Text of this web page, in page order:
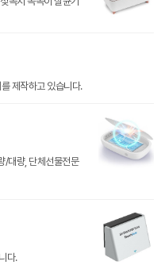
제작하고 있습니다.
/대량, 단체선물전문
다.